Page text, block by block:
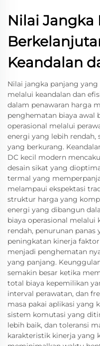
Nilai Jangka
Keandalan
Nilai jangka panjang
melalui keandalan dan
dalam penawaran harga
penghematan biaya awal
operasional melalui
energi yang lebih
yang berkurang.
DC kecil modern
desain sikat yang
termal yang
melampaui ekspektasi
struktur harga yang
energi yang dibangun
biaya operasional melalui
rendah, penurunan panas
peningkatan kinerja
menjadi penghematan
yang panjang.
semakin besar ketika
total biaya kepemilikan
interval perawatan, dan
masa pakai aplikasi yang
sistem komutasi yang
lebih baik, dan toleransi
karakteristik kinerja yang